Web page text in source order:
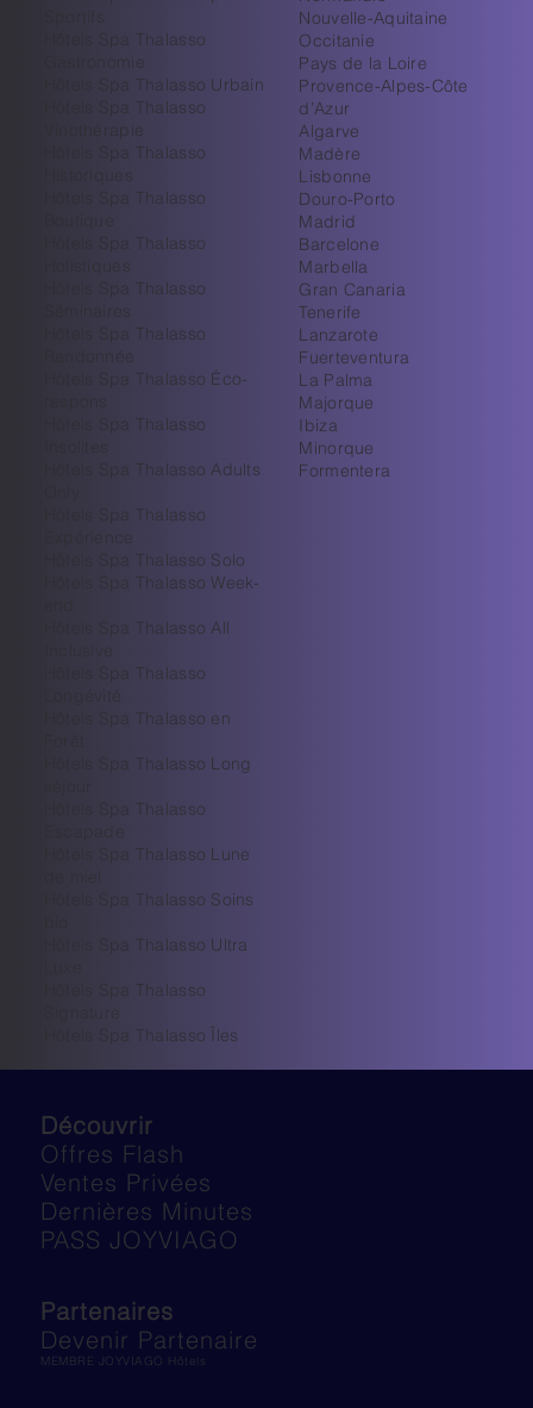
Nouvelle-Aquitaine
Occitanie
Pays de la Loire
Provence-Alpes-Côte
d’Azur
Algarve
Madère
Lisbonne
Douro-Porto
Madrid
Barcelone
Marbella
Gran Canaria
Tenerife
Lanzarote
Fuerteventura
La Palma
Majorque
Ibiza
Minorque
Formentera
Hôtels Spa Thalasso
Gastronomie
Hôtels Spa Thalasso Urbain
Hôtels Spa Thalasso
Vinothérapie
Hôtels Spa Thalasso
Historiques
Hôtels Spa Thalasso
Hôtels Spa Thalasso
Holistiques
Hôtels Spa Thalasso
Séminaires
Hôtels Spa Thalasso
Randonnée
Hôtels Spa Thalasso Éco-
Hôtels Spa Thalasso
Hôtels Spa Thalasso Adults
Hôtels Spa Thalasso
Expérience
Hôtels Spa Thalasso Solo
Hôtels Spa Thalasso Week-
Hôtels Spa Thalasso All
Hôtels Spa Thalasso
Hôtels Spa Thalasso en
Hôtels Spa Thalasso Long
Hôtels Spa Thalasso
Hôtels Spa Thalasso Lune
Hôtels Spa Thalasso Soins
Hôtels Spa Thalasso Ultra
​Hôtels Spa Thalasso
Hôtels Spa Thalasso Îles
Découvrir
Offres Flash
Ventes Privées
Dernières Minutes
PASS JOYVIAGO
Partenaires
Devenir Partenaire
MEMBRE JOYVIAGO Hôtels